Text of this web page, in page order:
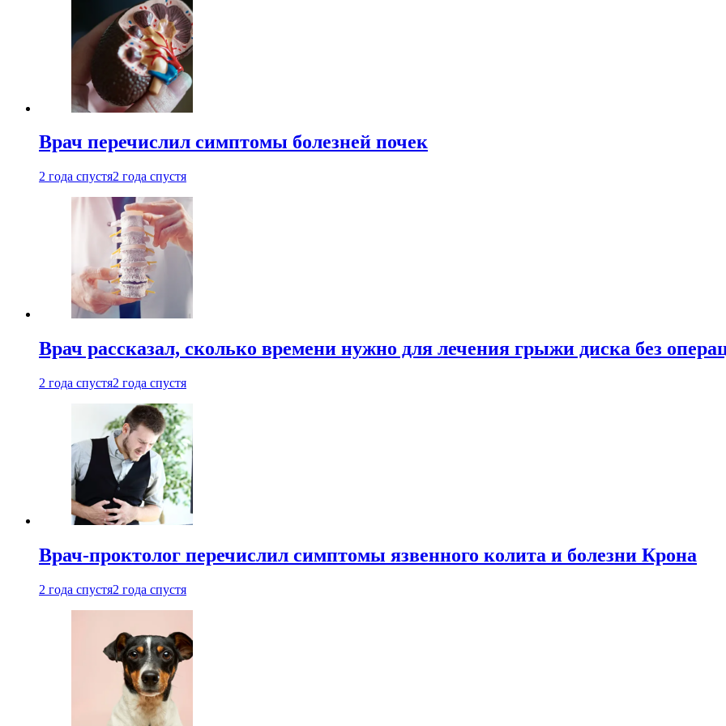
Врач перечислил симптомы болезней почек
2 года спустя2 года спустя
Врач рассказал, сколько времени нужно для лечения грыжи диска без
2 года спустя2 года спустя
Врач-проктолог перечислил симптомы язвенного колита и болезни Крона
2 года спустя2 года спустя